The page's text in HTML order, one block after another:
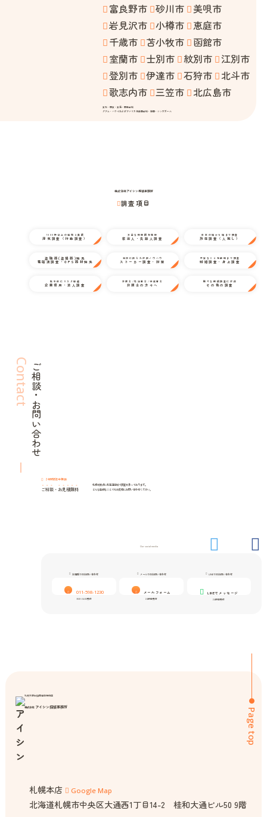
富良野市
砂川市
美唄市
岩見沢市
小樽市
恵庭市
千歳市
苫小牧市
函館市
室蘭市
士別市 紋別市
江別市
登別市
伊達市 石狩市
北斗市
歌志内市
三笠市 北広島市
東北・関東・東海・関西全域
グアム・ハワイおよびアメリカ合衆国全域・韓国・シンガポール
株式会社アイシン探偵事務所
調査項目
1000件以上の経験と実績
浮気調査（行動調査）
万全な情報網を駆使
家出人・失踪人調査
日本の端から端まで調査
所在調査（人探し）
盗聴器(盗撮器)発見
電磁波調査・GPS器材発見
状況に応じた対応ノウハウ
ストーカー調査・対策
不安なことを細部まで調査
結婚調査・身上調査
取引前にリスク回避
企業信用・法人調査
弁護士/司法書士/行政書士
弁護士の方々へ
様々な探偵調査に対応
その他の調査
ご相談・お問い合わせ
Contact
24時間年中無休
ご相談 ・ お見積無料
札幌を拠点に北海道全域で調査を承っております。
どんな些細なことでもお気軽にお問い合わせください。
Our social media
お電話でのお問い合わせ
011-598-1230
9:00-24:00受付
メールでのお問い合わせ
メールフォーム
24時間受付
LINEでのお問い合わせ
LINEでメッセージ
24時間受付
Page top
札幌弁護士協同組合特約店
株式会社 アイシン探偵事務所
札幌本店 Google Map
北海道札幌市中央区大通西1丁目14-2 桂和大通ビル50 9階